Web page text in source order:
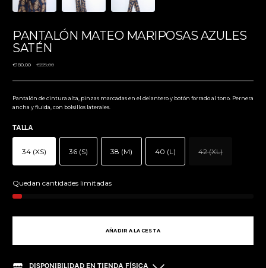
PANTALÓN MATEO MARIPOSAS AZULES
SATÉN
€180,00
Precio
€225,00
Pantalón de cintura alta, pinzas marcadas en el delantero y botón forrado al tono. Pernera
ancha y fluida, con bolsillos laterales.
TALLA
34 (XS) 36 (S) 38 (M) 40 (L) 42 (XL)
Stock
Quedan cantidades limitadas
AÑADIR A LA CESTA
DISPONIBILIDAD EN TIENDA FÍSICA